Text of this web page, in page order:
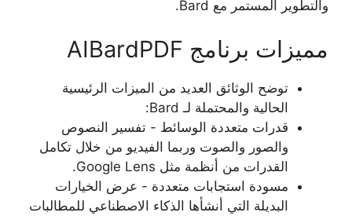
والتطوير المستمر مع Bard.
مميزات برنامج AIBardPDF
توضح الوثائق العديد من الميزات الرئيسية
الحالية والمحتملة لـ Bard:
قدرات متعددة الوسائط - تفسير النصوص
والصور والصوت وربما الفيديو من خلال تكامل
القدرات من أنظمة مثل Google Lens.
مسودة استجابات متعددة - عرض الخيارات
البديلة التي أنشأها الذكاء الاصطناعي للمطالبات